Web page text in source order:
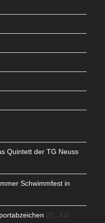
Quintett der TG Neuss
Schwimmfest in
20. Juli